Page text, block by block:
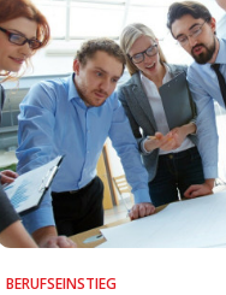
BERUFSEINSTIEG